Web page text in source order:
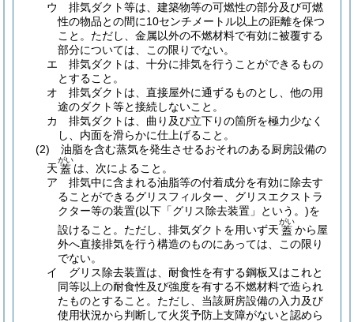
ウ
排気ダクト等は、建築物等の可燃性の部分及び可燃
性の物品との間に10センチメートル以上の距離を保つ
こと。 ただし、金属以外の不燃材料で有効に被覆する
部分については、この限りでない。
エ
排気ダクトは、十分に排気を行うことができるもの
とすること。
オ
排気ダクトは、直接屋外に通ずるものとし、他の用
途のダクト等と接続しないこと。
カ
排気ダクトは、曲り及び立下りの箇所を極力少なく
し、内面を滑らかに仕上げること。
(2)
油脂を含む蒸気を発生させるおそれのある厨房設備の
天 蓋
がい
は、次によること。
ア
排気中に含まれる油脂等の付着成分を有効に除去す
ることができるグリスフィルター、グリスエクストラ
クター等の装置(以下「グリス除去装置」という。)を
設けること。 ただし、排気ダクトを用いず天 蓋
がい
から屋
外へ直接排気を行う構造のものにあっては、この限り
でない。
イ
グリス除去装置は、耐食性を有する鋼板又はこれと
同等以上の耐食性及び強度を有する不燃材料で造られ
たものとすること。 ただし、当該厨房設備の入力及び
使用状況から判断して火災予防上支障がないと認めら